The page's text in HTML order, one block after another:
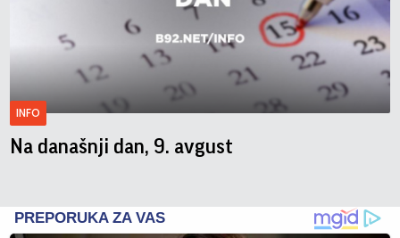
INFO
Na današnji dan, 9. avgust